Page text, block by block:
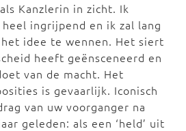
Kanzlerin in zicht. Ik
ingrijpend en ik zal lang
idee te wennen. Het siert
heeft geënsceneerd en
van de macht. Het
is gevaarlijk. Iconisch
van uw voorganger na
geleden: als een ‘held’ uit